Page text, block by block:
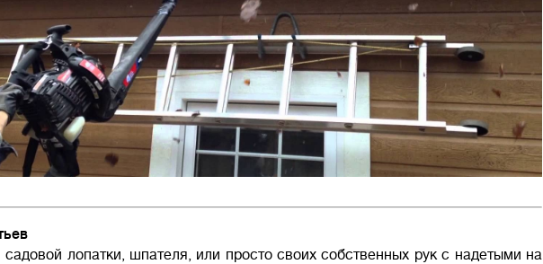
лопатки, шпателя, или просто своих собственных рук с надетыми на